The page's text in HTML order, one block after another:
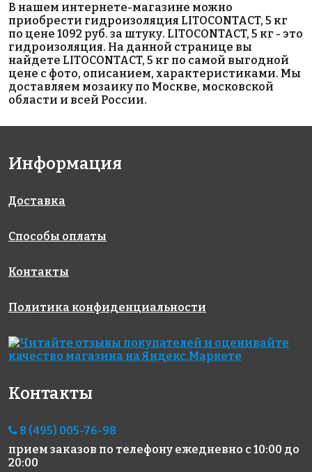
408 руб.
цементная
затирка
LITOCHROM
1-6 LUXURY
31242 руб.
гидроизоляция
Набухающий
профиль из
гидрофильной
5660 руб.
Латексная
добавка для
затирки 10
6960 руб.
затирка
VERDE
1847 руб.
эпоксидная
410 руб.
4068 руб.
В нашем интернете-магазине можно
приобрести гидроизоляция LITOCONTACT, 5 кг
по цене 1092 руб. за штуку. LITOCONTACT, 5 кг - это
гидроизоляция. На данной странице вы
найдете LITOCONTACT, 5 кг по самой выгодной
цене с фото, описанием, характеристиками. Мы
доставляем мозаику по Москве, московской
области и всей России.
Информация
Доставка
Способы оплаты
Контакты
Политика конфиденциальности
Контакты
8 (495) 005-76-98
прием заказов по телефону ежедневно с 10:00 до
20:00